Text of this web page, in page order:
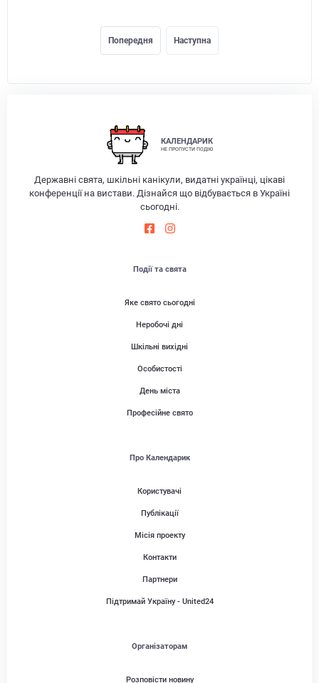
Попередня Наступна
КАЛЕНДАРИК
НЕ ПРОПУСТИ ПОДІЮ
Державні свята, шкільні канікули, видатні українці, цікаві
конференції на вистави. Дізнайся що відбувається в Україні
сьогодні.
Події та свята
Яке свято сьогодні
Неробочі дні
Шкільні вихідні
Особистості
День міста
Професійне свято
Про Календарик
Користувачі
Публікації
Місія проекту
Контакти
Партнери
Підтримай Україну - United24
Організаторам
Розповісти новину